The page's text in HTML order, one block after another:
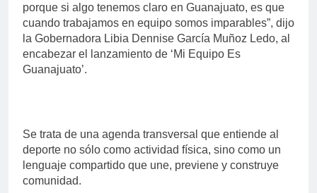
porque si algo tenemos claro en Guanajuato, es que
cuando trabajamos en equipo somos imparables”, dijo
la Gobernadora Libia Dennise García Muñoz Ledo, al
encabezar el lanzamiento de ‘Mi Equipo Es
Guanajuato’.
Se trata de una agenda transversal que entiende al
deporte no sólo como actividad física, sino como un
lenguaje compartido que une, previene y construye
comunidad.